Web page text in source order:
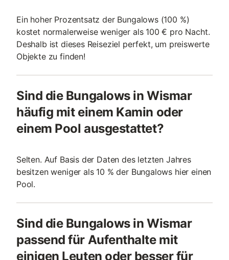
Ein hoher Prozentsatz der Bungalows (100 %)
kostet normalerweise weniger als 100 € pro Nacht.
Deshalb ist dieses Reiseziel perfekt, um preiswerte
Objekte zu finden!
Sind die Bungalows in Wismar
häufig mit einem Kamin oder
einem Pool ausgestattet?
Selten. Auf Basis der Daten des letzten Jahres
besitzen weniger als 10 % der Bungalows hier einen
Pool.
Sind die Bungalows in Wismar
passend für Aufenthalte mit
einigen Leuten oder besser für